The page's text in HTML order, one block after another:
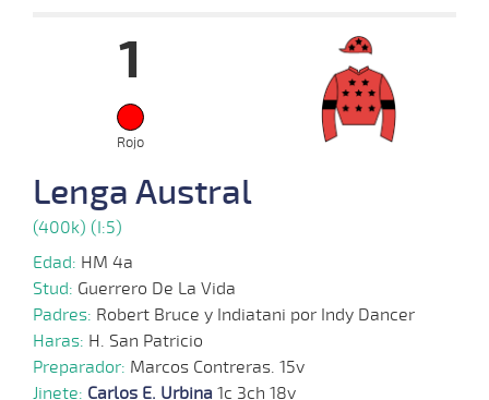
1
Rojo
Lenga Austral
(400k) (I:5)
Edad: HM 4a
Stud: Guerrero De La Vida
Padres: Robert Bruce y Indiatani por Indy Dancer
Haras: H. San Patricio
Preparador: Marcos Contreras. 15v
Jinete: Carlos E. Urbina 1c 3ch 18v